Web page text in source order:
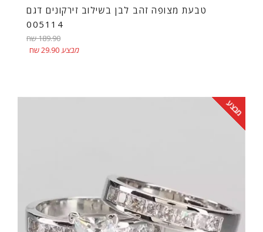
טבעת מצופה זהב לבן בשילוב זירקונים דגם
005114
מחיר
רגיל
189.90 שח
מבצע29.90 שח
מבצע